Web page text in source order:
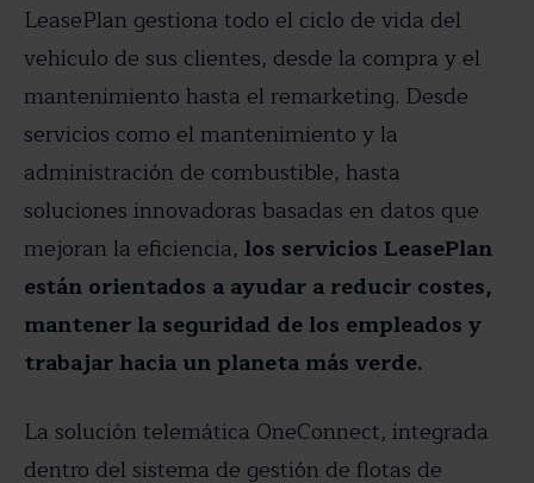
LeasePlan gestiona todo el ciclo de vida del
vehículo de sus clientes, desde la compra y el
mantenimiento hasta el remarketing. Desde
servicios como el mantenimiento y la
administración de combustible, hasta
soluciones innovadoras basadas en datos que
mejoran la eficiencia, los servicios LeasePlan
están orientados a ayudar a reducir costes,
mantener la seguridad de los empleados y
trabajar hacia un planeta más verde.
La solución telemática OneConnect, integrada
dentro del sistema de gestión de flotas de